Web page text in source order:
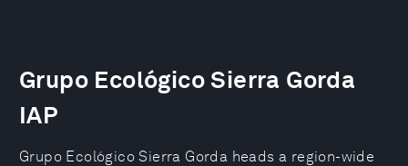
Grupo Ecológico Sierra Gorda
IAP
Grupo Ecológico Sierra Gorda heads a region-wide